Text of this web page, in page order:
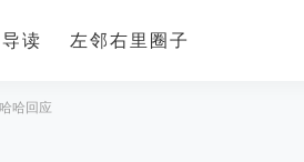
读 左邻右里圈子
哈回应